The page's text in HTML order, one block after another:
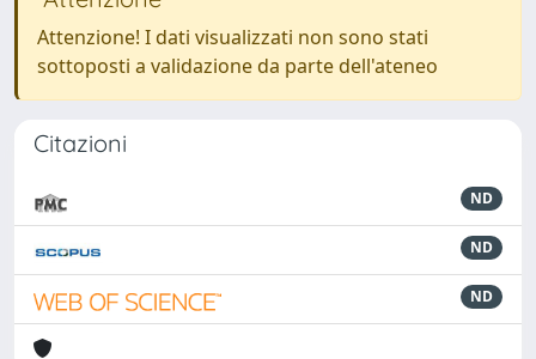
Attenzione! I dati visualizzati non sono stati
sottoposti a validazione da parte dell'ateneo
Citazioni
ND
ND
ND